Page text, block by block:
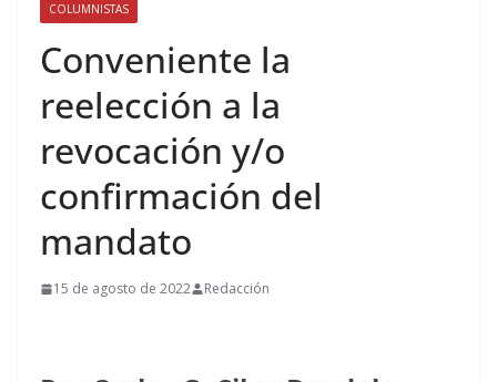
COLUMNISTAS
Conveniente la
reelección a la
revocación y/o
confirmación del
mandato
15 de agosto de 2022 Redacción